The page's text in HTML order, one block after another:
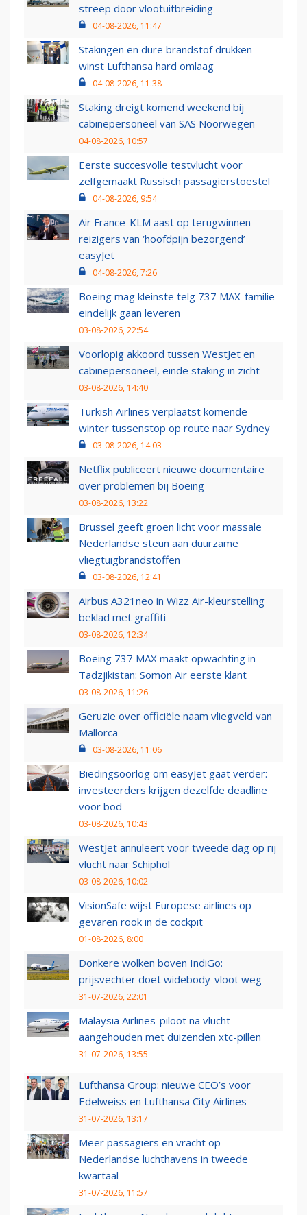
streep door vlootuitbreiding
04-08-2026, 11:47
Stakingen en dure brandstof drukken
winst Lufthansa hard omlaag
04-08-2026, 11:38
Staking dreigt komend weekend bij
cabinepersoneel van SAS Noorwegen
04-08-2026, 10:57
Eerste succesvolle testvlucht voor
zelfgemaakt Russisch passagierstoestel
04-08-2026, 9:54
Air France-KLM aast op terugwinnen
reizigers van ‘hoofdpijn bezorgend’
easyJet
04-08-2026, 7:26
Boeing mag kleinste telg 737 MAX-familie
eindelijk gaan leveren
03-08-2026, 22:54
Voorlopig akkoord tussen WestJet en
cabinepersoneel, einde staking in zicht
03-08-2026, 14:40
Turkish Airlines verplaatst komende
winter tussenstop op route naar Sydney
03-08-2026, 14:03
Netflix publiceert nieuwe documentaire
over problemen bij Boeing
03-08-2026, 13:22
Brussel geeft groen licht voor massale
Nederlandse steun aan duurzame
vliegtuigbrandstoffen
03-08-2026, 12:41
Airbus A321neo in Wizz Air-kleurstelling
beklad met graffiti
03-08-2026, 12:34
Boeing 737 MAX maakt opwachting in
Tadzjikistan: Somon Air eerste klant
03-08-2026, 11:26
Geruzie over officiële naam vliegveld van
Mallorca
03-08-2026, 11:06
Biedingsoorlog om easyJet gaat verder:
investeerders krijgen dezelfde deadline
voor bod
03-08-2026, 10:43
WestJet annuleert voor tweede dag op rij
vlucht naar Schiphol
03-08-2026, 10:02
VisionSafe wijst Europese airlines op
gevaren rook in de cockpit
01-08-2026, 8:00
Donkere wolken boven IndiGo:
prijsvechter doet widebody-vloot weg
31-07-2026, 22:01
Malaysia Airlines-piloot na vlucht
aangehouden met duizenden xtc-pillen
31-07-2026, 13:55
Lufthansa Group: nieuwe CEO’s voor
Edelweiss en Lufthansa City Airlines
31-07-2026, 13:17
Meer passagiers en vracht op
Nederlandse luchthavens in tweede
kwartaal
31-07-2026, 11:57